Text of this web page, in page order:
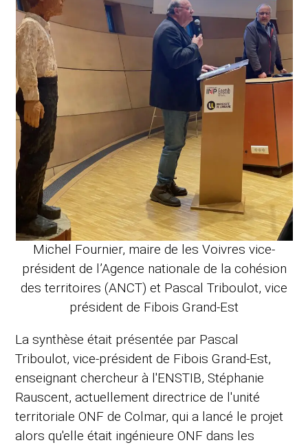
Michel Fournier, maire de les Voivres vice-
président de l’Agence nationale de la cohésion
des territoires (ANCT) et Pascal Triboulot, vice
président de Fibois Grand-Est
La synthèse était présentée par Pascal
Triboulot, vice-président de Fibois Grand-Est,
enseignant chercheur à l'ENSTIB, Stéphanie
Rauscent, actuellement directrice de l'unité
territoriale ONF de Colmar, qui a lancé le projet
alors qu'elle était ingénieure ONF dans les